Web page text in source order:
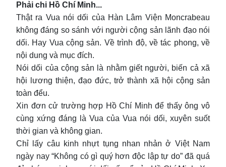
Phải chi Hồ Chí Minh...
Thật ra Vua nói dối của Hàn Lâm Viện Moncrabeau
không đáng so sánh với người cộng sản lãnh đạo nói
dối. Hay Vua cộng sản. Về trình độ, về tác phong, về
nội dung và mục đích.
Nói dối của cộng sản là nhằm giết người, biến cả xã
hội lương thiện, đạo đức, trở thành xã hội cộng sản
toàn đểu.
Xin đơn cử trường hợp Hồ Chí Minh để thấy ông vô
cùng xứng đáng là Vua của Vua nói dối, xuyên suốt
thời gian và không gian.
Chỉ lấy câu kinh nhựt tụng nhan nhản ở Việt Nam
ngày nay “Không có gì quý hơn độc lập tự do” đã quá